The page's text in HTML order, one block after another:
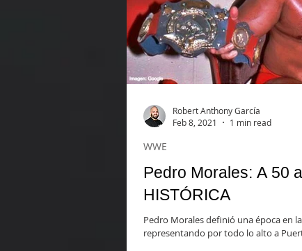
Pedro Morales: A 50
HISTÓRICA
Pedro Morales definió una época en
representando por todo lo alto a
WWE
Robert Anthony García
Feb 8, 2021
1 min read